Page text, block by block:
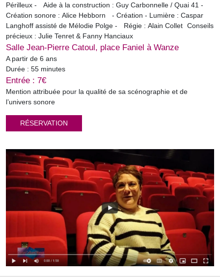
Périlleux - Aide à la construction : Guy Carbonnelle / Quai 41 -
Création sonore : Alice Hebborn - Création - Lumière : Caspar
Langhoff assisté de Mélodie Polge - Régie : Alain Collet Conseils
précieux : Julie Tenret & Fanny Hanciaux
Salle Jean-Pierre Catoul, place Faniel à Wanze
A partir de 6 ans
Durée : 55 minutes
Entrée : 7€
Mention attribuée pour la qualité de sa scénographie et de
l’univers sonore
RÉSERVATION